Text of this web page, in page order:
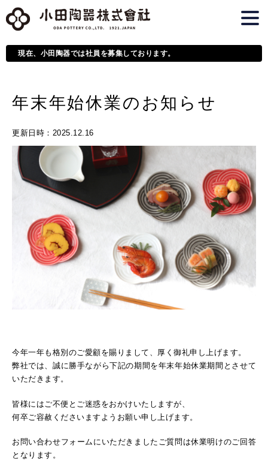
現在、小田陶器では社員を募集しております。
年末年始休業のお知らせ
更新日時 ：2025.12.16
今年一年も格別のご愛顧を賜りまして、厚く御礼申し上げます。
弊社では、誠に勝手ながら下記の期間を年末年始休業期間とさせて
いただきます。
皆様にはご不便とご迷惑をおかけいたしますが、
何卒ご容赦くださいますようお願い申し上げます。
お問い合わせフォームにいただきましたご質問は休業明けのご回答
となります。